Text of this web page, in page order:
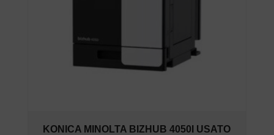
KONICA MINOLTA BIZHUB 4050I USATO